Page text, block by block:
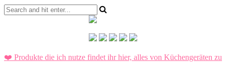
❤️ Produkte die ich nutze findet ihr hier, alles von Küchengeräten zu